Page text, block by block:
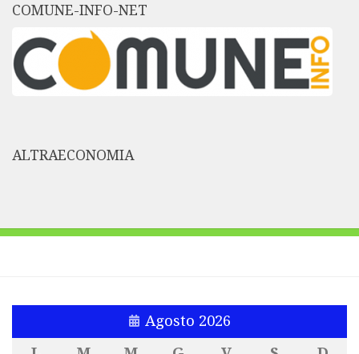
COMUNE-INFO-NET
ALTRAECONOMIA
Agosto 2026